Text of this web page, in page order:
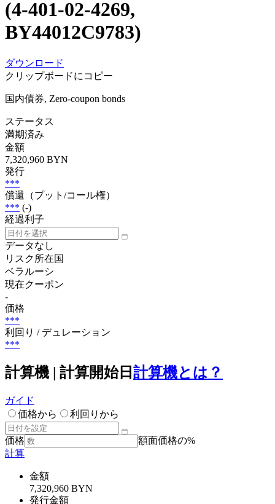
(4-401-02-4269,
BY44012C9783)
ダウンロード
クリップボードにコピー
国内債券, Zero-coupon bonds
ステータス
満期済み
金額
7,320,960 BYN
発行
***
償還（プット/コール権）
*** (-)
経過利子
データなし
リスク所在国
ベラルーシ
現在クーポン
-
価格
***
利回り / デュレーション
***
計算機 | 計算開始日 計算機とは？
ガイド
価格から
利回りから
価格
額面価格の%
計算
金額
7,320,960 BYN
発行金額